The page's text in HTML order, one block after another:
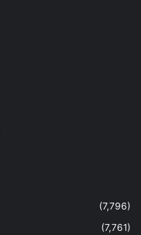
(7,796)
(7,761)